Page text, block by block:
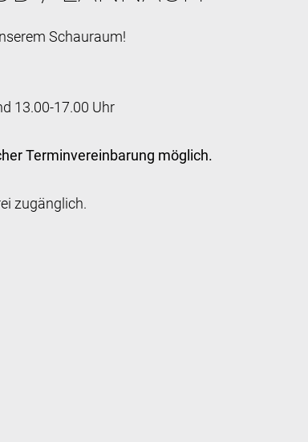
Schauraum!
13.00-17.00 Uhr
Terminvereinbarung möglich.
zugänglich.